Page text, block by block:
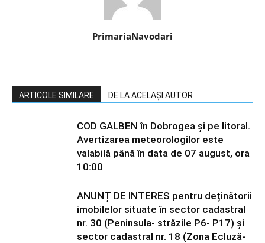
PrimariaNavodari
ARTICOLE SIMILARE DE LA ACELAȘI AUTOR
COD GALBEN în Dobrogea și pe litoral.
Avertizarea meteorologilor este
valabilă până în data de 07 august, ora
10:00
ANUNȚ DE INTERES pentru deținătorii
imobilelor situate în sector cadastral
nr. 30 (Peninsula- străzile P6- P17) și
sector cadastral nr. 18 (Zona Ecluză-